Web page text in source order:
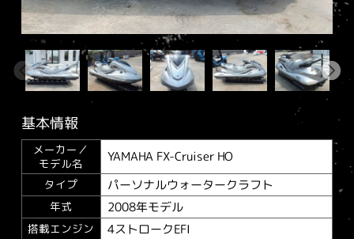
基本情報
メーカー／
モデル名
YAMAHA FX-Cruiser HO
タイプ パーソナルウォータークラフト
年式 2008年モデル
搭載エンジン 4ストロークEFI